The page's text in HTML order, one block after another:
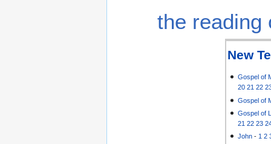
the reading
New
Gospel of
20 21 22
Gospel of
Gospel of
21 22 23
John - 1 2